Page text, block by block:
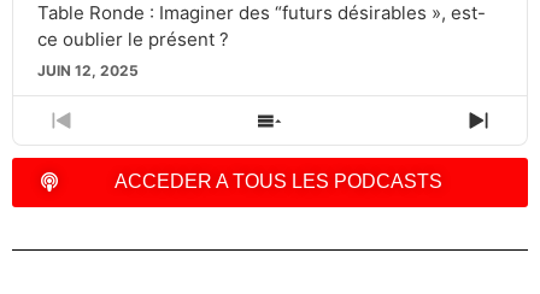
Table Ronde : Imaginer des “futurs désirables », est-
ce oublier le présent ?
JUIN 12, 2025
PREVIOUS
EPISODE
SHOW
EPISODES
LIST
NEXT
ACCEDER A TOUS LES PODCASTS